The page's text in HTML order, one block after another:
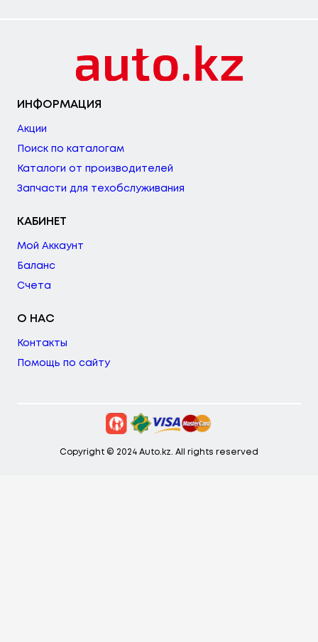
ИНФОРМАЦИЯ
Акции
Поиск по каталогам
Каталоги от производителей
Запчасти для техобслуживания
КАБИНЕТ
Мой Аккаунт
Баланс
Счета
О НАС
Контакты
Помощь по сайту
Copyright © 2024 Auto.kz. All rights reserved